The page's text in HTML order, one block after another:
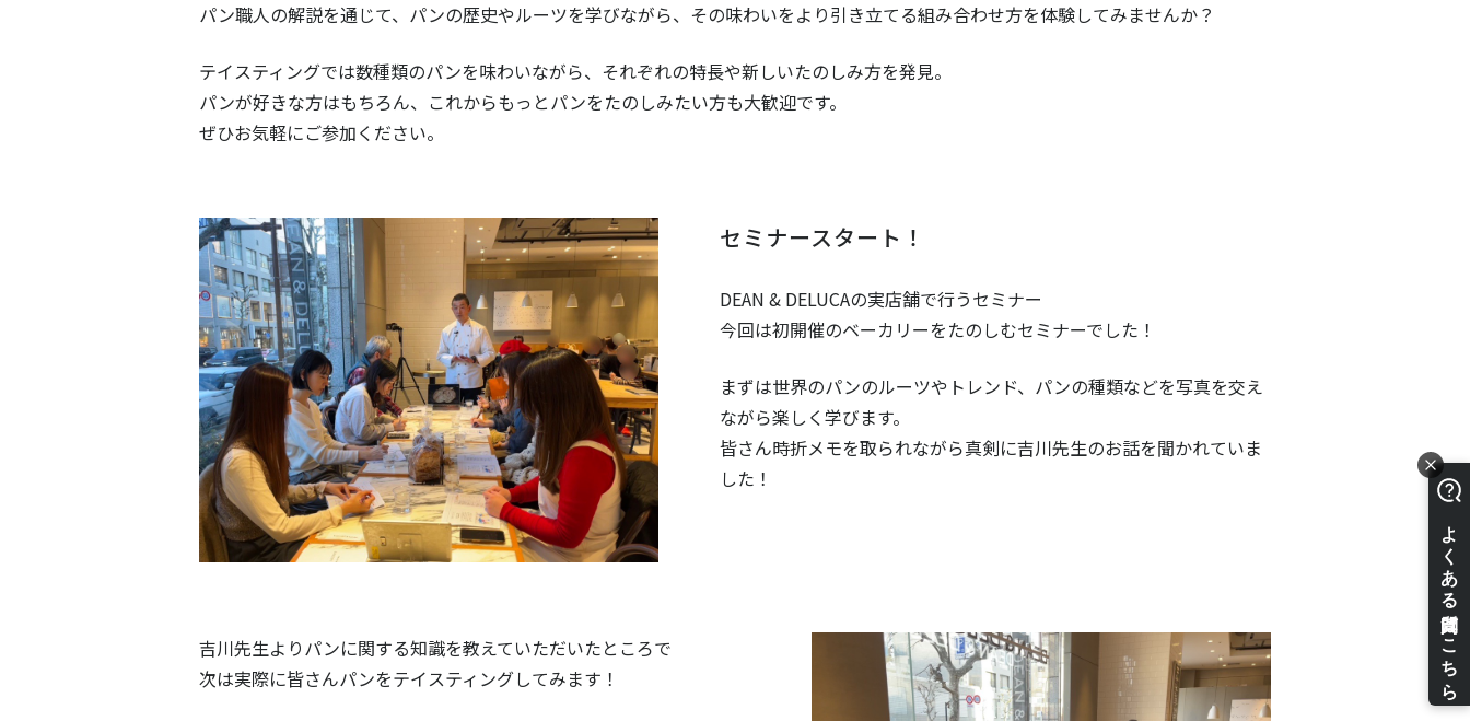
パン職人の解説を通じて、パンの歴史やルーツを学びながら、その味わいをより引き立てる組み合わせ方を体験してみませんか？
テイスティングでは数種類のパンを味わいながら、それぞれの特長や新しいたのしみ方を発見。
パンが好きな方はもちろん、これからもっとパンをたのしみたい方も大歓迎です。
ぜひお気軽にご参加ください。
セミナースタート！
DEAN & DELUCAの実店舗で行うセミナー
今回は初開催のベーカリーをたのしむセミナーでした！
まずは世界のパンのルーツやトレンド、パンの種類などを写真を交え
ながら楽しく学びます。
皆さん時折メモを取られながら真剣に吉川先生のお話を聞かれていま
した！
吉川先生よりパンに関する知識を教えていただいたところで
次は実際に皆さんパンをテイスティングしてみます！